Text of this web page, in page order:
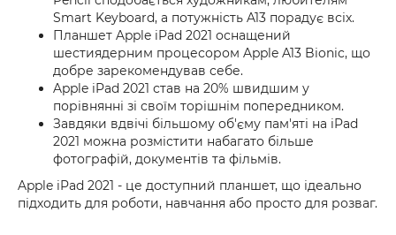
Smart Keyboard, а потужність A13 порадує всіх.
Планшет Apple iPad 2021 оснащений
шестиядерним процесором Apple A13 Bionic, що
добре зарекомендував себе.
Apple iPad 2021 став на 20% швидшим у
порівнянні зі своїм торішнім попередником.
Завдяки вдвічі більшому об'єму пам'яті на iPad
2021 можна розмістити набагато більше
фотографій, документів та фільмів.
Apple iPad 2021 - це доступний планшет, що ідеально
підходить для роботи, навчання або просто для розваг.